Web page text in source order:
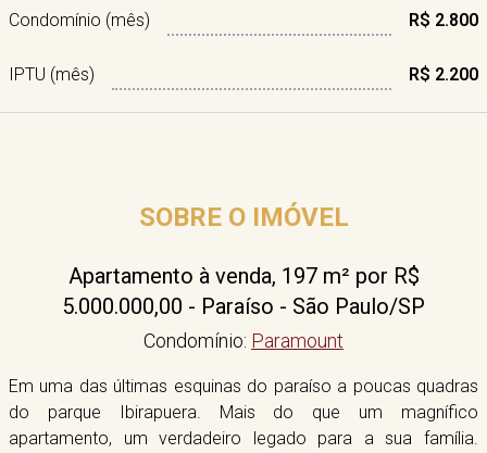
Condomínio (mês) R$ 2.800
IPTU (mês) R$ 2.200
SOBRE O IMÓVEL
Apartamento à venda, 197 m² por R$
5.000.000,00 - Paraíso - São Paulo/SP
Condomínio: Paramount
Em uma das últimas esquinas do paraíso a poucas quadras
do parque Ibirapuera. Mais do que um magnífico
apartamento, um verdadeiro legado para a sua família.